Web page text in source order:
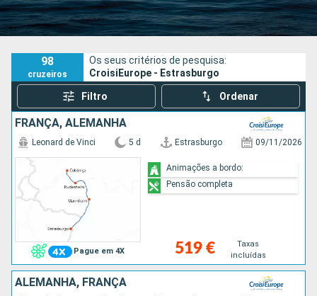
Portos Companhias
Pesquisar
98
cruzeiros
Os seus critérios de pesquisa:
CroisiEurope - Estrasburgo
Filtro Ordenar
FRANÇA, ALEMANHA
Pague em 4X
Leonard de Vinci 5 d Estrasburgo 09/11/2026
519 €
Taxas
incluídas
Animações a bordo:
Pensão completa
ALEMANHA, FRANÇA